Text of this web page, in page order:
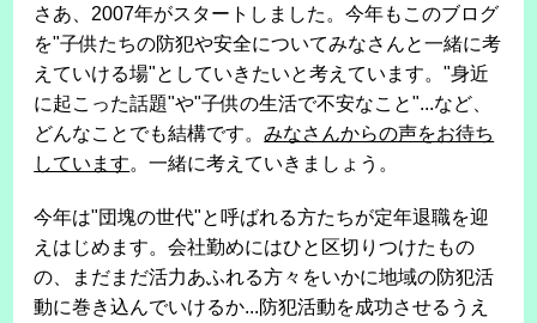
さあ、2007年がスタートしました。今年もこのブログ
を"子供たちの防犯や安全についてみなさんと一緒に考
えていける場"としていきたいと考えています。"身近
に起こった話題"や"子供の生活で不安なこと"...など、
どんなことでも結構です。みなさんからの声をお待ち
しています。一緒に考えていきましょう。
今年は"団塊の世代"と呼ばれる方たちが定年退職を迎
えはじめます。会社勤めにはひと区切りつけたもの
の、まだまだ活力あふれる方々をいかに地域の防犯活
動に巻き込んでいけるか...防犯活動を成功させるうえ